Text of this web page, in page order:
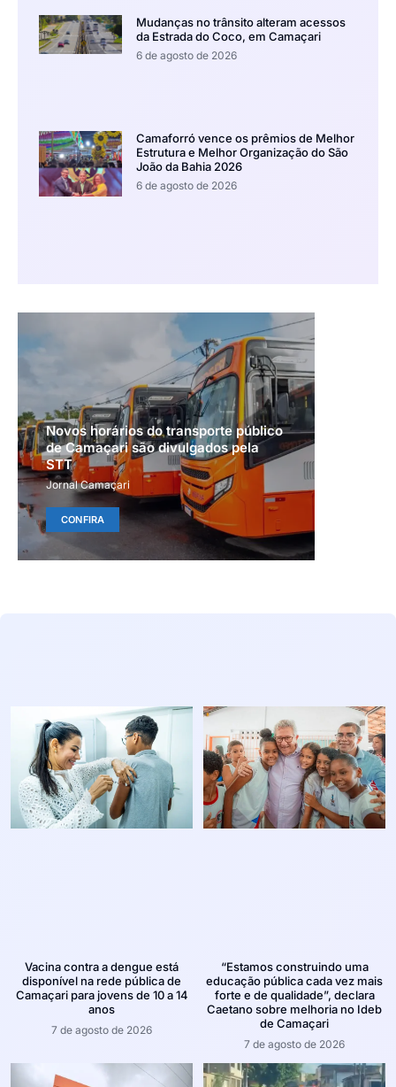
Mudanças no trânsito alteram acessos
da Estrada do Coco, em Camaçari
6 de agosto de 2026
Camaforró vence os prêmios de Melhor
Estrutura e Melhor Organização do São
João da Bahia 2026
6 de agosto de 2026
Novos horários do transporte público
de Camaçari são divulgados pela
STT
Jornal Camaçari
CONFIRA
Vacina contra a dengue está
disponível na rede pública de
Camaçari para jovens de 10 a 14
anos
7 de agosto de 2026
“Estamos construindo uma
educação pública cada vez mais
forte e de qualidade”, declara
Caetano sobre melhoria no Ideb
de Camaçari
7 de agosto de 2026